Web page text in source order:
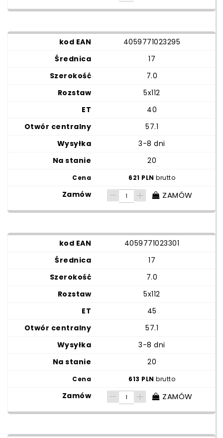
4059771023295
17
7.0
5x112
40
57.1
3-8 dni
20
621 PLNbrutto
ZAMÓW
4059771023301
17
7.0
5x112
45
57.1
3-8 dni
20
613 PLNbrutto
ZAMÓW